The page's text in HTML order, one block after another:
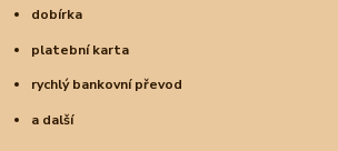
dobírka
platební karta
rychlý bankovní převod
a další